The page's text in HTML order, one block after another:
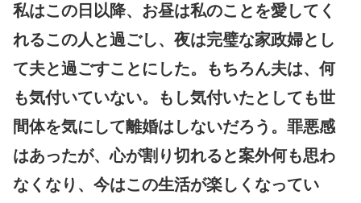
私はこの日以降、お昼は私のことを愛してく
れるこの人と過ごし、夜は完璧な家政婦とし
て夫と過ごすことにした。もちろん夫は、何
も気付いていない。もし気付いたとしても世
間体を気にして離婚はしないだろう。罪悪感
はあったが、心が割り切れると案外何も思わ
なくなり、今はこの生活が楽しくなってい